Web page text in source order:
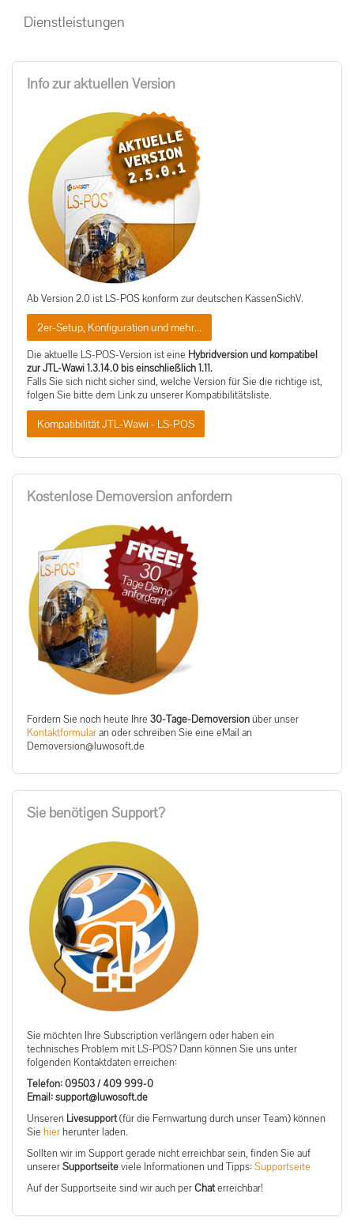
Dienstleistungen
Info zur aktuellen Version
Ab Version 2.0 ist LS-POS konform zur deutschen KassenSichV.
2er-Setup, Konfiguration und mehr...
Die aktuelle LS-POS-Version ist eine Hybridversion und kompatibel
zur JTL-Wawi 1.3.14.0 bis einschließlich 1.11.
Falls Sie sich nicht sicher sind, welche Version für Sie die richtige ist,
folgen Sie bitte dem Link zu unserer Kompatibilitätsliste.
Kompatibilität JTL-Wawi - LS-POS
Kostenlose Demoversion anfordern
Fordern Sie noch heute Ihre 30-Tage-Demoversionüber unser
Kontaktformularan oder schreiben Sie eine eMail an
ed.tfosowul@noisrevomeD
Sie benötigen Support?
Sie möchten Ihre Subscription verlängern oder haben ein
technisches Problem mit LS-POS? Dann können Sie uns unter
folgenden Kontaktdaten erreichen:
Telefon: 09503 / 409 999-0
ed.tfosowul@troppus :liamE
Unseren Livesupport(für die Fernwartung durch unser Team) können
Sie hier herunter laden.
Sollten wir im Support gerade nicht erreichbar sein, finden Sie auf
unsererSupportseiteviele Informationen und Tipps: Supportseite
Auf der Supportseite sind wir auch perChaterreichbar!